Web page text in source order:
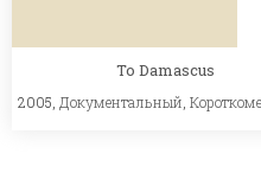
To Damascus
2005, Документальный ,